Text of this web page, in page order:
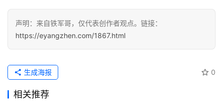
声明：来自铁军哥，仅代表创作者观点。链接：
https://eyangzhen.com/1867.html
0
生成海报
相关推荐